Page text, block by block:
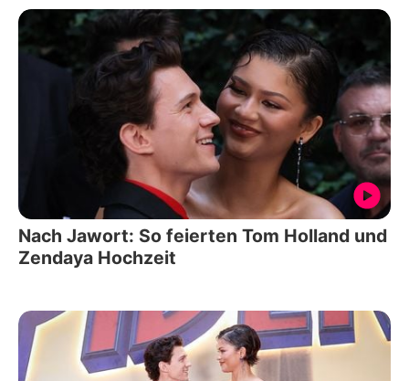
Nach Jawort: So feierten Tom Holland und
Zendaya Hochzeit